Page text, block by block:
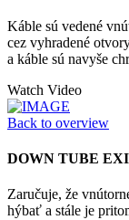
Káble sú vedené
cez vyhradené
a káble sú navyše
Watch Video
Back to overview
DOWN TUBE
Zaručuje, že
hýbať a stále je